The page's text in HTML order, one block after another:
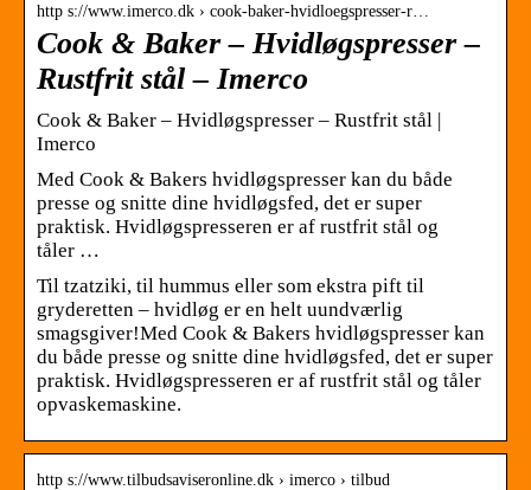
http s://www.imerco.dk › cook-baker-hvidloegspresser-r…
Cook & Baker – Hvidløgspresser –
Rustfrit stål – Imerco
Cook & Baker – Hvidløgspresser – Rustfrit stål |
Imerco
Med Cook & Bakers hvidløgspresser kan du både
presse og snitte dine hvidløgsfed, det er super
praktisk. Hvidløgspresseren er af rustfrit stål og
tåler …
Til tzatziki, til hummus eller som ekstra pift til
gryderetten – hvidløg er en helt uundværlig
smagsgiver!Med Cook & Bakers hvidløgspresser kan
du både presse og snitte dine hvidløgsfed, det er super
praktisk. Hvidløgspresseren er af rustfrit stål og tåler
opvaskemaskine.
http s://www.tilbudsaviseronline.dk › imerco › tilbud